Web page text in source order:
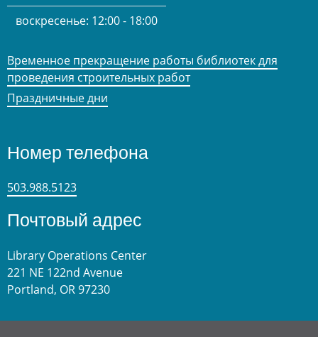
воскресенье: 12:00 - 18:00
Временное прекращение работы библиотек для
проведения строительных работ
Праздничные дни
Номер телефона
503.988.5123
Почтовый адрес
Library Operations Center
221 NE 122nd Avenue
Portland, OR 97230